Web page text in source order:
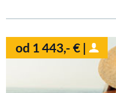
od 1 443,- € |